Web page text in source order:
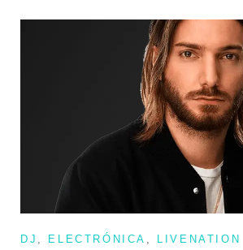
DJ , ELECTRÓNICA , LIVENATION